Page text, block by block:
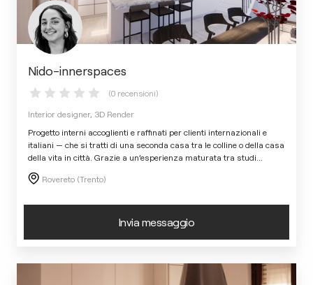
Nido-innerspaces
(0 recensioni)
Interior designer, 3D Render
Progetto interni accoglienti e raffinati per clienti internazionali e
italiani — che si tratti di una seconda casa tra le colline o della casa
della vita in città. Grazie a un’esperienza maturata tra studi
Rovereto (Trento)
Invia messaggio